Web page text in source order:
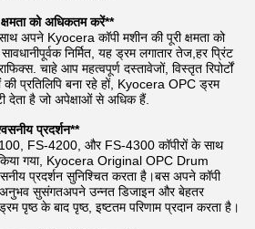
को अधिकतम करें**
अपने Kyocera कॉपी मशीन की पूरी क्षमता को
निर्मित, यह ड्रम लगातार तेज,हर प्रिंट
चाहे आप महत्वपूर्ण दस्तावेजों, विस्तृत रिपोर्टों
की प्रतिलिपि बना रहे हों, Kyocera OPC ड्रम
देता है जो अपेक्षाओं से अधिक हैं.
प्रदर्शन**
FS-4200, और FS-4300 कॉपीरों के साथ
गया, Kyocera Original OPC Drum
प्रदर्शन सुनिश्चित करता है।बस अपने कॉपी
सुसंगतअपने उन्नत डिजाइन और बेहतर
पृष्ठ के बाद पृष्ठ, इष्टतम परिणाम प्रदान करता है।